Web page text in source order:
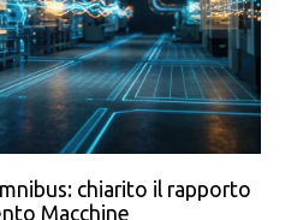
chiarito il rapporto
Macchine